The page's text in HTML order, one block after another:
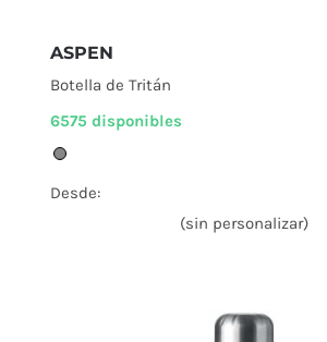
ASPEN
Botella de Tritán
6575 disponibles
Desde:
(sin personalizar)